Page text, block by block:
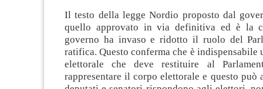
Il testo della legge Nordio proposto dal
quello approvato in via definitiva ed è la
governo ha invaso e ridotto il ruolo del
ratifica. Questo conferma che è indispensabile
elettorale che deve restituire al
rappresentare il corpo elettorale e questo può